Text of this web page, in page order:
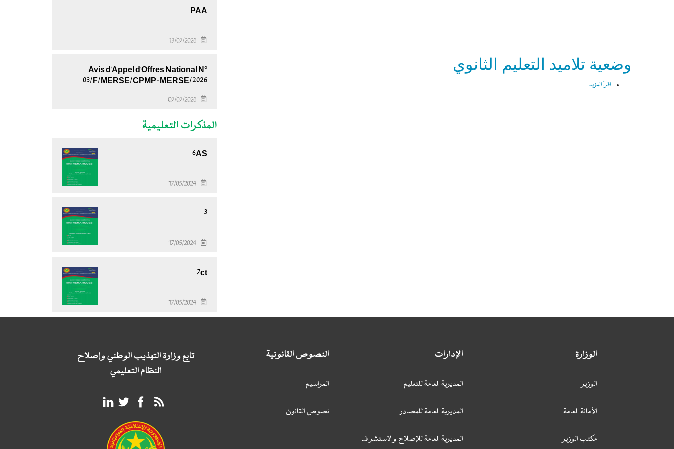
PAA
13/07/2026
Avis d'Appel d'Offres National N°
03/F/MERSE/CPMP-MERSE/2026
07/07/2026
المذكرات التعليمية
6AS
17/05/2024
3
17/05/2024
7ct
17/05/2024
وضعية تلاميد التعليم الثانوي
اقرأ المزيد
تابع وزارة التهذيب الوطني وإصلاح
النظام التعليمي
النصوص القانونية
المراسيم
نصوص القانون
الإدارات
المديرية العامة للتعليم
المديرية العامة للمصادر
المديرية العامة للإصلاح والاستشراف
الوزارة
الوزير
الأمانة العامة
مكتب الوزير